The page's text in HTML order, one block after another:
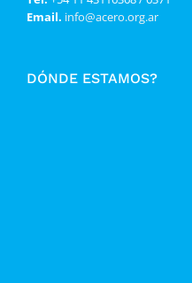
Email. info@acero.org.ar
DÓNDE ESTAMOS?